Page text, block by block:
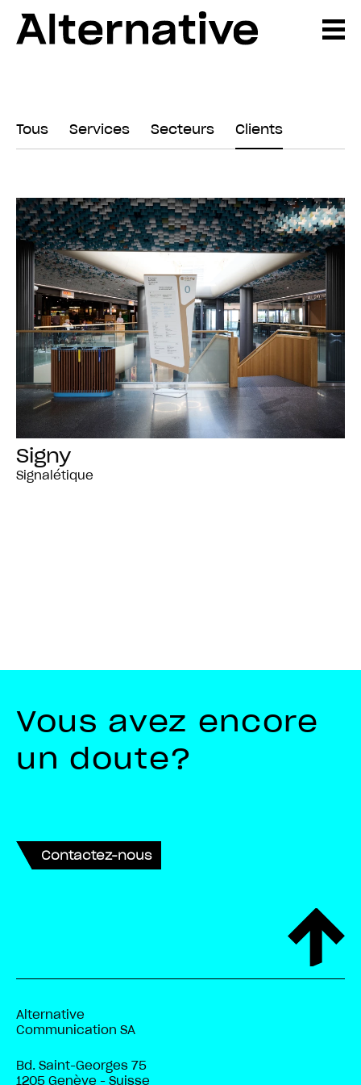
Tous Services Secteurs Clients
Signy
Signalétique
Vous avez encore
un doute?
Contactez-nous
Alternative
Communication SA
Bd. Saint-Georges 75
1205 Genève - Suisse